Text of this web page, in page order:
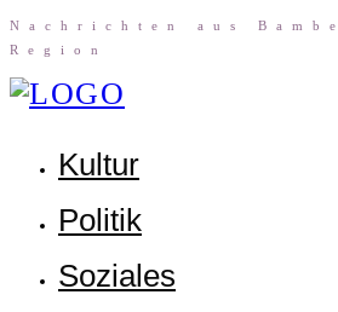
Nach­rich­ten aus
Region
Kul­tur
Poli­tik
Sozia­les